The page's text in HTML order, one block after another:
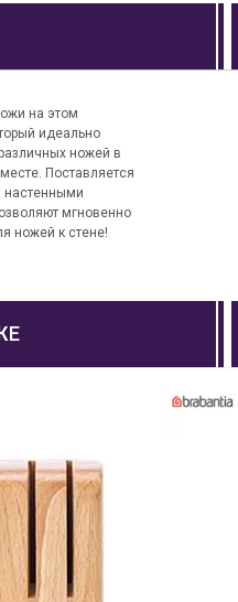
на этом
идеально
ножей в
Поставляется
настенными
мгновенно
ножей к стене!